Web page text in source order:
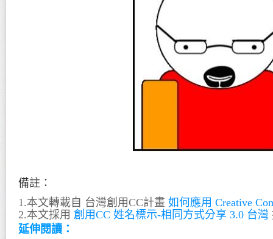
備註：
1.本文轉載自 台灣創用CC計畫 如何應用 Creative
2.本文採用 創用CC 姓名標示-相同方式分享 3.0 台灣
延伸閱讀：